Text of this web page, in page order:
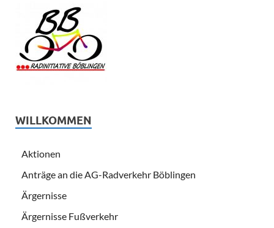
WILLKOMMEN
Aktionen
Anträge an die AG-Radverkehr Böblingen
Ärgernisse
Ärgernisse Fußverkehr